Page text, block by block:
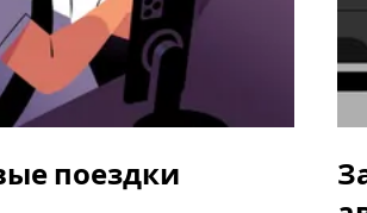
поездки